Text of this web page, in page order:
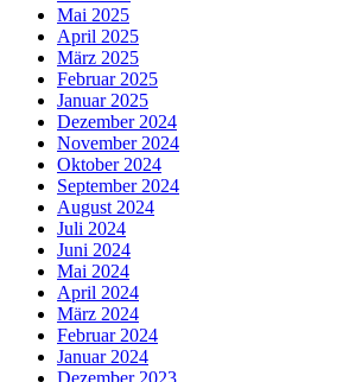
Mai 2025
April 2025
März 2025
Februar 2025
Januar 2025
Dezember 2024
November 2024
Oktober 2024
September 2024
August 2024
Juli 2024
Juni 2024
Mai 2024
April 2024
März 2024
Februar 2024
Januar 2024